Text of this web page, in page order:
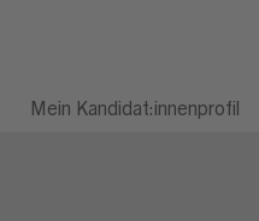
Mein Kandidat:innenprofil